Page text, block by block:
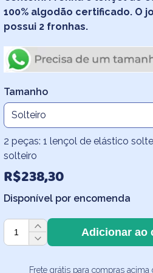
100% algodão certificado. O
possui 2 fronhas.
Tamanho
2 peças: 1 lençol de elástico
solteiro
R$238,30
Disponível por encomenda
Roupa
de
Adicionar ao
Frete grátis para compras acima